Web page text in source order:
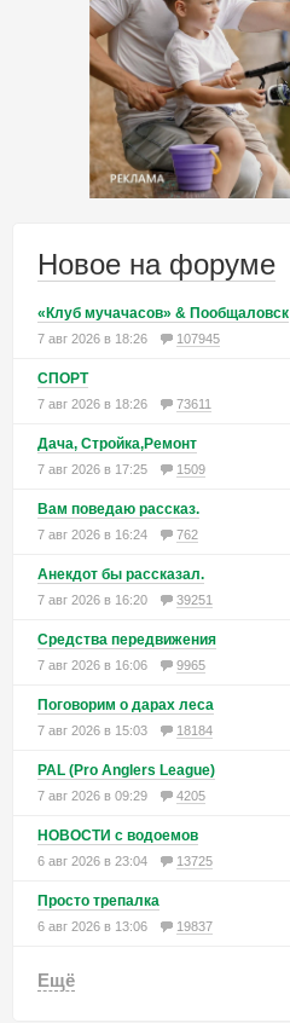
Новое на форуме
«Клуб мучачасов» & Пообщаловск
7 авг 2026 в 18:26 107945
СПОРТ
7 авг 2026 в 18:26 73611
Дача, Стройка,Ремонт
7 авг 2026 в 17:25 1509
Вам поведаю рассказ.
7 авг 2026 в 16:24 762
Анекдот бы рассказал.
7 авг 2026 в 16:20 39251
Средства передвижения
7 авг 2026 в 16:06 9965
Поговорим о дарах леса
7 авг 2026 в 15:03 18184
PAL (Pro Anglers League)
7 авг 2026 в 09:29 4205
НОВОСТИ с водоемов
6 авг 2026 в 23:04 13725
Просто трепалка
6 авг 2026 в 13:06 19837
Ещё